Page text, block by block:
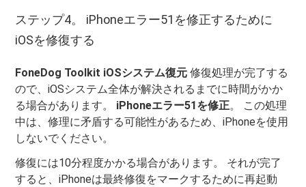
ステップ4。 iPhoneエラー51を修正するために
iOSを修復する
FoneDog Toolkit iOSシステム復元修復処理が完了する
ので、iOSシステム全体が解決されるまでに時間がかか
る場合があります。 iPhoneエラー51を修正。 この処理
中は、修理に矛盾する可能性があるため、iPhoneを使用
しないでください。
修復には10分程度かかる場合があります。 それが完了
すると、iPhoneは最終修復をマークするために再起動